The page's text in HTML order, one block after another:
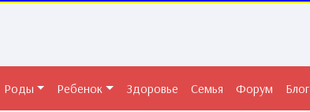
Роды Ребенок Здоровье Семья Форум Блог